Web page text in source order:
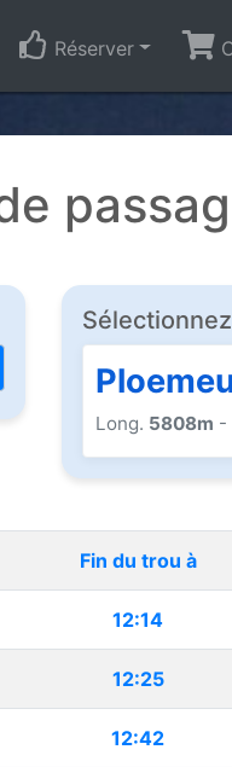
Réserver
Long. 5808m -
Fin du trou à
12:14
12:25
12:42